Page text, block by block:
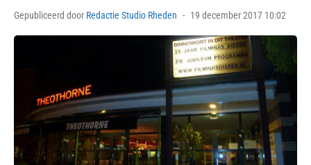
Gepubliceerd door Redactie Studio Rheden
Posted
19 december 2017 10:02